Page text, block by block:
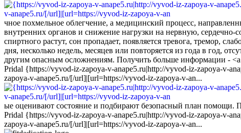
чное похмельное облегчение, а медицинский процесс,
внутренних органов и снижение нагрузки на нервную, сердечно-
спиртного растут, сон пропадает, появляется тревога, тремор,
дня, несколько недель, месяцев или повторяется из года в год,
другим опасным осложнениям. Получить больше информации - <a
Pridal {https://vyvod-iz-zapoya-v-anape5.ru|http://vyvod-iz-zapoya-v-
zapoya-v-anape5.ru/[/url]|[url=https://vyvod-iz-zapoya-v-an...
ые оценивают состояние и подбирают безопасный план помощи.
Pridal {https://vyvod-iz-zapoya-v-anape5.ru|http://vyvod-iz-zapoya-v-
zapoya-v-anape5.ru/[/url]|[url=https://vyvod-iz-zapoya-v-an...